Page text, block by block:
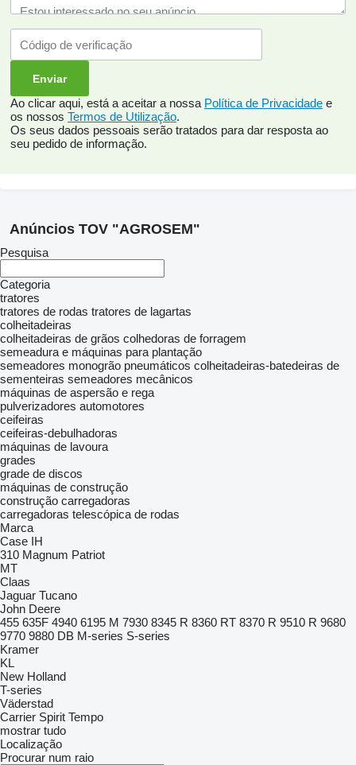
Ao clicar aqui, está a aceitar a nossa Política de Privacidade e
os nossos Termos de Utilização.
Os seus dados pessoais serão tratados para dar resposta ao
seu pedido de informação.
Anúncios TOV "AGROSEM"
Pesquisa
Categoria
tratores
tratores de rodas tratores de lagartas
colheitadeiras
colheitadeiras de grãos colhedoras de forragem
semeadura e máquinas para plantação
semeadores monogrão pneumáticos colheitadeiras-batedeiras de
sementeiras semeadores mecânicos
máquinas de aspersão e rega
pulverizadores automotores
ceifeiras
ceifeiras-debulhadoras
máquinas de lavoura
grades
grade de discos
máquinas de construção
construção carregadoras
carregadoras telescópica de rodas
Marca
Case IH
310 Magnum Patriot
MT
Claas
Jaguar Tucano
John Deere
455 635F 4940 6195 M 7930 8345 R 8360 RT 8370 R 9510 R 9680
9770 9880 DB M-series S-series
Kramer
KL
New Holland
T-series
Väderstad
Carrier Spirit Tempo
mostrar tudo
Localização
Procurar num raio